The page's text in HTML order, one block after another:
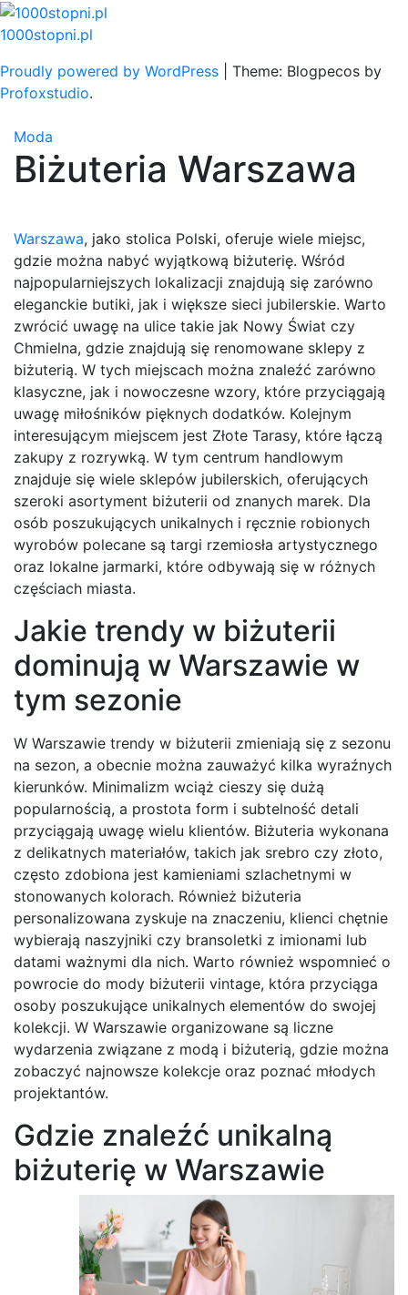
Skip
to
1000stopni.pl
Proudly powered by WordPress
Theme: Blogpecos by
Profoxstudio.
Moda
Biżuteria Warszawa
Warszawa, jako stolica Polski, oferuje wiele miejsc,
gdzie można nabyć wyjątkową biżuterię. Wśród
najpopularniejszych lokalizacji znajdują się zarówno
eleganckie butiki, jak i większe sieci jubilerskie. Warto
zwrócić uwagę na ulice takie jak Nowy Świat czy
Chmielna, gdzie znajdują się renomowane sklepy z
biżuterią. W tych miejscach można znaleźć zarówno
klasyczne, jak i nowoczesne wzory, które przyciągają
uwagę miłośników pięknych dodatków. Kolejnym
interesującym miejscem jest Złote Tarasy, które łączą
zakupy z rozrywką. W tym centrum handlowym
znajduje się wiele sklepów jubilerskich, oferujących
szeroki asortyment biżuterii od znanych marek. Dla
osób poszukujących unikalnych i ręcznie robionych
wyrobów polecane są targi rzemiosła artystycznego
oraz lokalne jarmarki, które odbywają się w różnych
częściach miasta.
Jakie trendy w biżuterii
dominują w Warszawie w
tym sezonie
W Warszawie trendy w biżuterii zmieniają się z sezonu
na sezon, a obecnie można zauważyć kilka wyraźnych
kierunków. Minimalizm wciąż cieszy się dużą
popularnością, a prostota form i subtelność detali
przyciągają uwagę wielu klientów. Biżuteria wykonana
z delikatnych materiałów, takich jak srebro czy złoto,
często zdobiona jest kamieniami szlachetnymi w
stonowanych kolorach. Również biżuteria
personalizowana zyskuje na znaczeniu, klienci chętnie
wybierają naszyjniki czy bransoletki z imionami lub
datami ważnymi dla nich. Warto również wspomnieć o
powrocie do mody biżuterii vintage, która przyciąga
osoby poszukujące unikalnych elementów do swojej
kolekcji. W Warszawie organizowane są liczne
wydarzenia związane z modą i biżuterią, gdzie można
zobaczyć najnowsze kolekcje oraz poznać młodych
projektantów.
Gdzie znaleźć unikalną
biżuterię w Warszawie